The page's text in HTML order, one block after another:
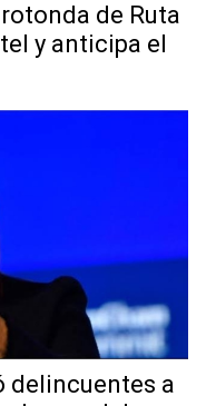
de Ruta
y anticipa el
delincuentes a